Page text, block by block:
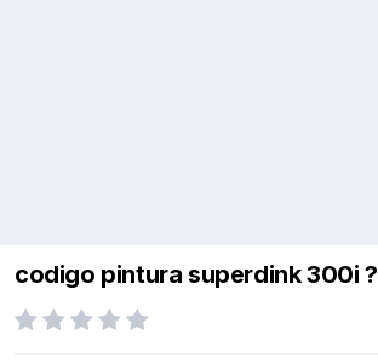
codigo pintura superdink 300i ?